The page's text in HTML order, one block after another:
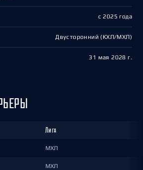
с 2025 года
Двусторонний (КХЛ/МХЛ)
31 мая 2028 г.
Лига
МХЛ
МХЛ